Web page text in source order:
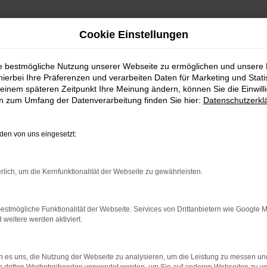
günstig
Wolnzach
Fahrten in und um Wolnzach sind, empfehlen wir
solide Verarbeitung und die herausragende
in so vielen unterschiedlichen Ausstattungen durch
als Gebraucht- und Jahreswagen zu Top-Preisen als
Cookie Einstellungen
bestmögliche Nutzung unserer Webseite zu ermöglichen und unsere
Ihre Präferenzen und verarbeiten Daten für Marketing und
späteren Zeitpunkt Ihre Meinung ändern, können Sie die
zum Umfang der Datenverarbeitung finden Sie hier:
von uns eingesetzt:
um die Kernfunktionalität der Webseite zu gewährleisten.
Funktionalität der Webseite. Services von Drittanbietern wie Google
weitere werden aktiviert.
es uns, die Nutzung der Webseite zu analysieren, um die Leistung zu messen